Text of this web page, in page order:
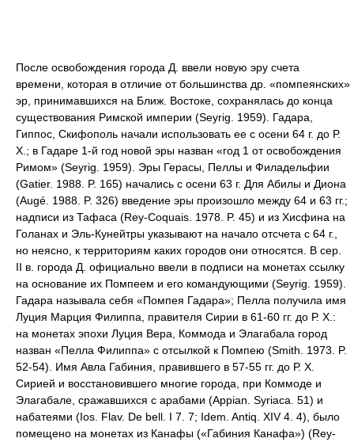
После освобождения города Д. ввели новую эру счета
времени, которая в отличие от большинства др. «помпеянских»
эр, принимавшихся на Ближ. Востоке, сохранялась до конца
существования Римской империи (Seyrig. 1959). Гадара,
Гиппос, Скифополь начали использовать ее с осени 64 г. до Р.
Х.; в Гадаре 1-й год новой эры назван «год 1 от освобождения
Римом» (Seyrig. 1959). Эры Герасы, Пеллы и Филадельфии
(Gatier. 1988. P. 165) начались с осени 63 г. Для Абилы и Диона
(Augé. 1988. P. 326) введение эры произошло между 64 и 63 гг.;
надписи из Тафаса (Rey-Coquais. 1978. P. 45) и из Хисфина на
Голанах и Эль-Кунейтры указывают на начало отсчета с 64 г.,
но неясно, к территориям каких городов они относятся. В сер.
II в. города Д. официально ввели в подписи на монетах ссылку
на основание их Помпеем и его командующими (Seyrig. 1959).
Гадара называла себя «Помпея Гадара»; Пелла получила имя
Луция Марция Филиппа, правителя Сирии в 61-60 гг. до Р. Х.:
на монетах эпохи Луция Вера, Коммода и Элагабала город
назван «Пелла Филиппа» с отсылкой к Помпею (Smith. 1973. P.
52-54). Имя Авла Габиния, правившего в 57-55 гг. до Р. Х.
Сирией и восстановившего многие города, при Коммоде и
Элагабале, сражавшихся с арабами (Appian. Syriaca. 51) и
набатеями (Ios. Flav. De bell. I 7. 7; Idem. Antiq. XIV 4. 4), было
помещено на монетах из Канафы («Габиния Канафа») (Rey-